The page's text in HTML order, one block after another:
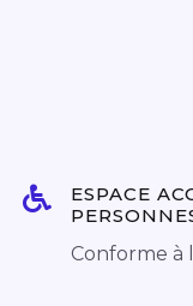
ESPACE
Conforme à